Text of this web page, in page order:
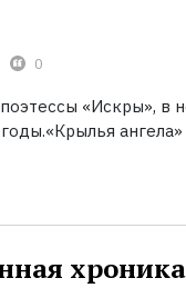
0
«Искры», в
ангела»